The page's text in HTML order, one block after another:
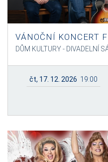
DŮM KULTURY - DIVADELNÍ
čt, 17. 12. 2026 19:00